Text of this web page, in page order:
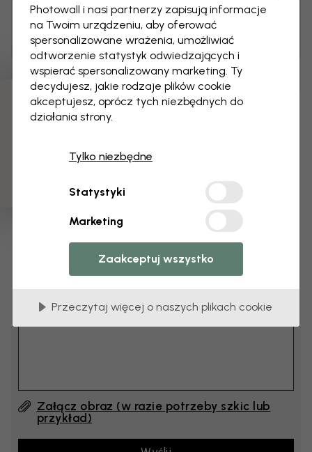
Zmiany
Wymiary
Dodaj komentarz
Komentarz (English) #1
Załącz obraz (w razie potrzeby szkic lub
przykład)
Porada! Możesz kliknąć obraz, by dodać etykietę i
napisać komentarz.
Photowall i nasi partnerzy zapisują informacje
na Twoim urządzeniu, aby oferować
spersonalizowane wrażenia, umożliwiać
odtworzenie statystyk odwiedzających i
wspierać spersonalizowany marketing. Ty
decydujesz, jakie rodzaje plików cookie
akceptujesz, oprócz tych niezbędnych do
działania strony.
Tylko niezbędne
Statystyki
Marketing
Zaakceptuj wszystko
Przeczytaj więcej o naszych plikach cookie